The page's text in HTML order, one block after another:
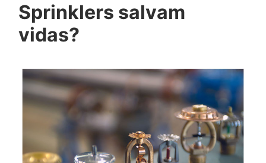
Sprinklers salvam
vidas?